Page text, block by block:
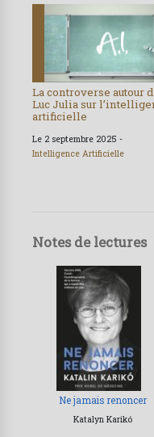
La controverse autour
Luc Julia sur
artificielle
Le 2 septembre 2025 -
Intelligence Artificielle
Notes de lectures
Ne jamais renoncer
Katalyn Karikó